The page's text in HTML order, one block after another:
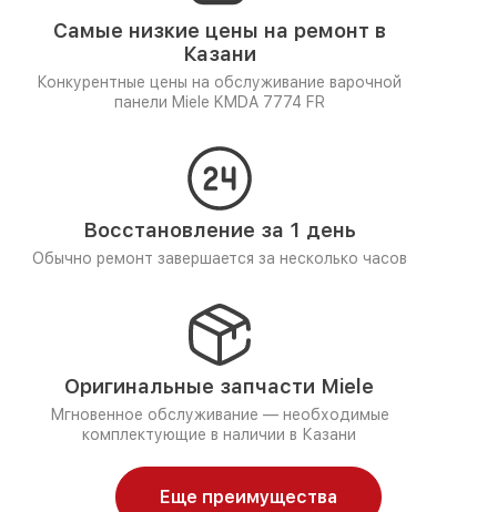
Самые низкие цены на ремонт в
Казани
Конкурентные цены на обслуживание варочной
панели Miele KMDA 7774 FR
Восстановление за 1 день
Обычно ремонт завершается за несколько часов
Оригинальные запчасти Miele
Мгновенное обслуживание — необходимые
комплектующие в наличии в Казани
Еще преимущества